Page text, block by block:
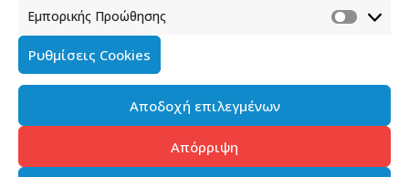
Εμπορικής Προώθησης
Ρυθμίσεις Cookies
Αποδοχή επιλεγμένων
Απόρριψη